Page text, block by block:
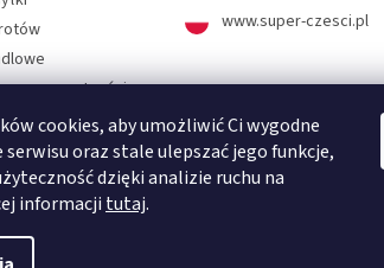
cookies, aby umożliwić Ci wygodne
oraz stale ulepszać jego funkcje,
dzięki analizie ruchu na
informacji tutaj.
prywatności
pytania
www.super-czesci.pl